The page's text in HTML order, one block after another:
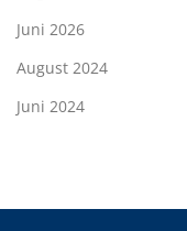
Juni 2026
August 2024
Juni 2024